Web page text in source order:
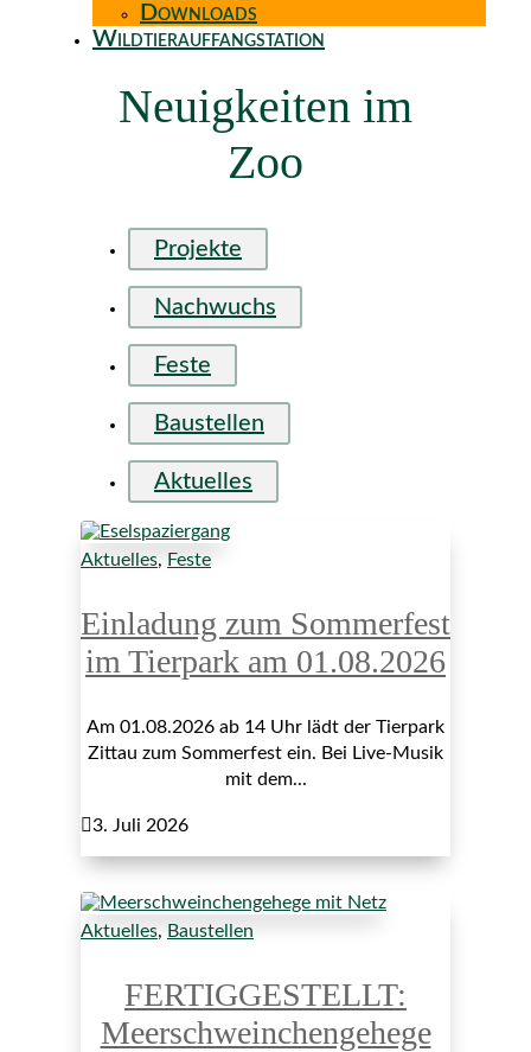
Downloads
Wildtierauffangstation
Neuigkeiten im
Zoo
Projekte
Nachwuchs
Feste
Baustellen
Aktuelles
Aktuelles, Feste
Einladung zum Sommerfest
im Tierpark am 01.08.2026
Am 01.08.2026 ab 14 Uhr lädt der Tierpark
Zittau zum Sommerfest ein. Bei Live-Musik
mit dem...
3. Juli 2026
Aktuelles, Baustellen
FERTIGGESTELLT:
Meerschweinchengehege